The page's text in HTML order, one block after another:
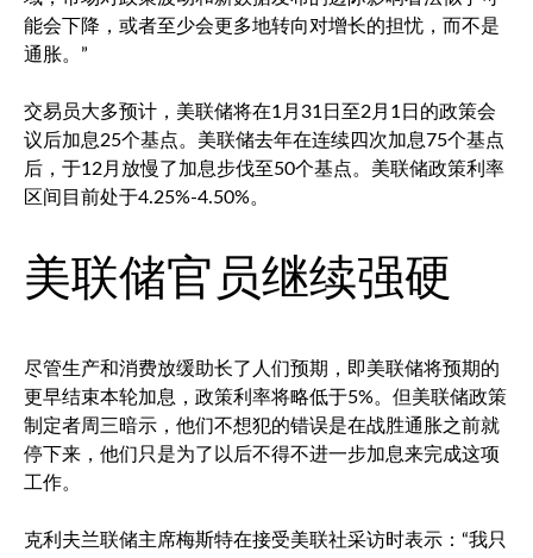
能会下降，或者至少会更多地转向对增长的担忧，而不是
通胀。”
交易员大多预计，美联储将在1月31日至2月1日的政策会
议后加息25个基点。美联储去年在连续四次加息75个基点
后，于12月放慢了加息步伐至50个基点。美联储政策利率
区间目前处于4.25%-4.50%。
美联储官员继续强硬
尽管生产和消费放缓助长了人们预期，即美联储将预期的
更早结束本轮加息，政策利率将略低于5%。但美联储政策
制定者周三暗示，他们不想犯的错误是在战胜通胀之前就
停下来，他们只是为了以后不得不进一步加息来完成这项
工作。
克利夫兰联储主席梅斯特在接受美联社采访时表示：“我只